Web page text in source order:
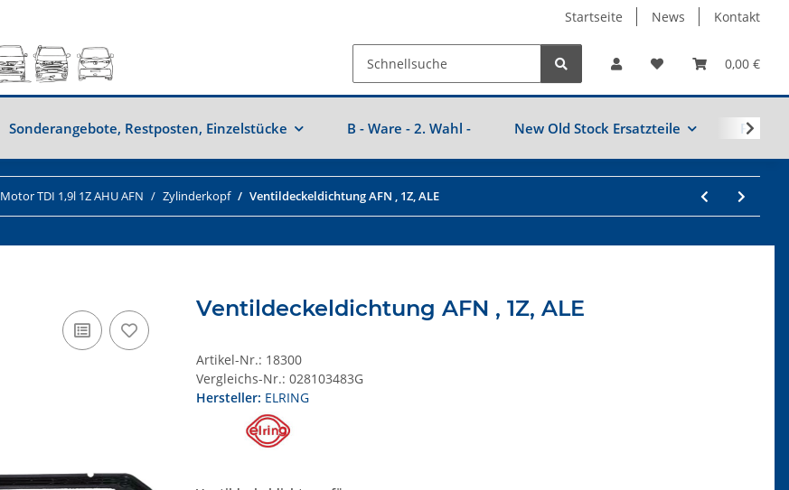
Startseite News Kontakt
0,00 €
Sonderangebote, Restposten, Einzelstücke B - Ware - 2. Wahl - New Old Stock Ersatzteile
Motor TDI 1,9l 1Z AHU AFN Zylinderkopf Ventildeckeldichtung AFN , 1Z, ALE
Ventildeckeldichtung AFN , 1Z, ALE
Artikel-Nr.: 18300
Vergleichs-Nr.: 028103483G
Hersteller: ELRING